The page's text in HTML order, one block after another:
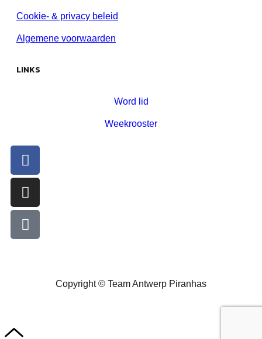
Cookie- & privacy beleid
Algemene voorwaarden
LINKS
Word lid
Weekrooster
Copyright © Team Antwerp Piranhas